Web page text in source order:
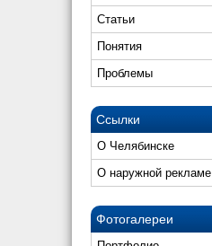
Статьи
Понятия
Проблемы
Ссылки
О Челябинске
О наружной рекламе
Фотогалереи